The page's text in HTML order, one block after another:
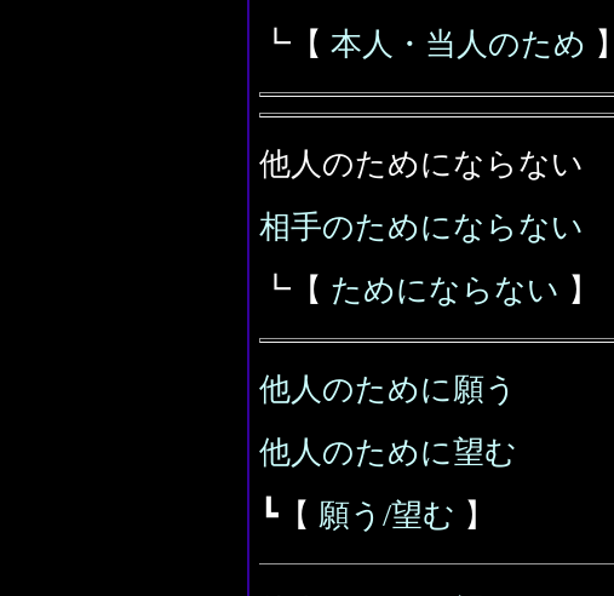
┗【 本人・当人のため 】
他人のためにならない
相手のためにならない
┗【 ためにならない 】
他人のために願う
他人のために望む
┗【 願う/望む 】